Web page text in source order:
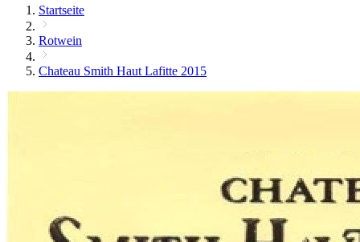
Startseite
Rotwein
Chateau Smith Haut Lafitte 2015